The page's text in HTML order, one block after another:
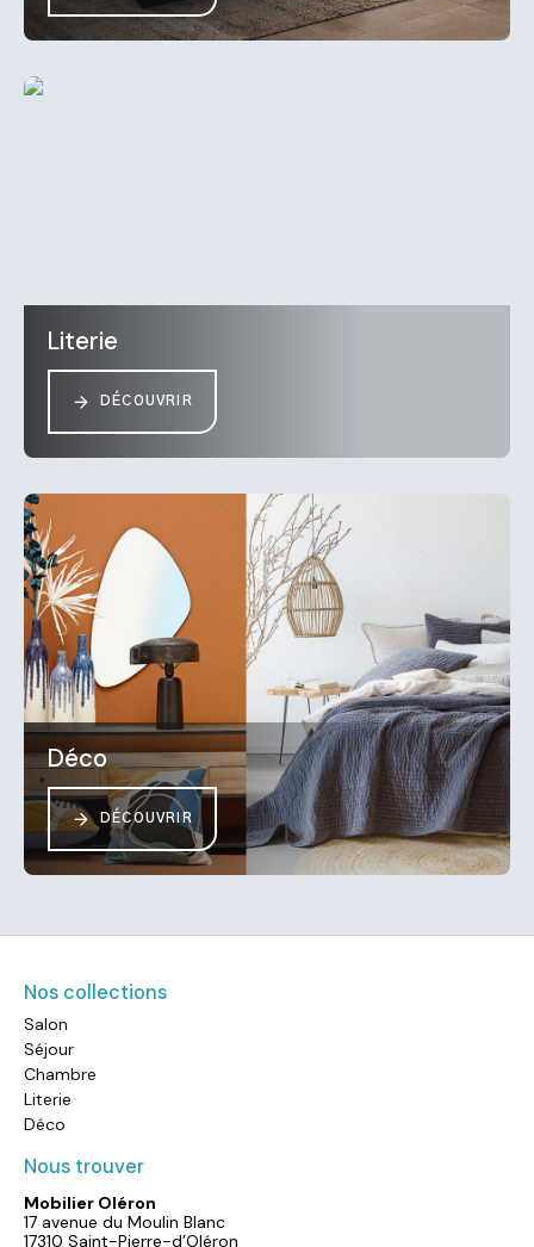
Literie
DÉCOUVRIR
Déco
DÉCOUVRIR
Nos collections
Salon
Séjour
Chambre
Literie
Déco
Nous trouver
Mobilier Oléron
17 avenue du Moulin Blanc
17310 Saint-Pierre-d’Oléron